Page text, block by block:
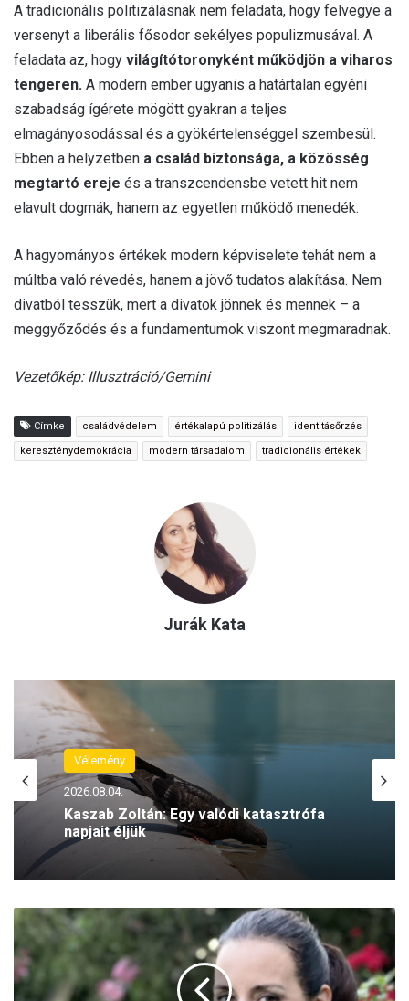
A tradicionális politizálásnak nem feladata, hogy felvegye a
versenyt a liberális fősodor sekélyes populizmusával. A
feladata az, hogy világítótoronyként működjön a viharos
tengeren. A modern ember ugyanis a határtalan egyéni
szabadság ígérete mögött gyakran a teljes
elmagányosodással és a gyökértelenséggel szembesül.
Ebben a helyzetben a család biztonsága, a közösség
megtartó ereje és a transzcendensbe vetett hit nem
elavult dogmák, hanem az egyetlen működő menedék.
A hagyományos értékek modern képviselete tehát nem a
múltba való révedés, hanem a jövő tudatos alakítása. Nem
divatból tesszük, mert a divatok jönnek és mennek – a
meggyőződés és a fundamentumok viszont megmaradnak.
Vezetőkép: Illusztráció/Gemini
Címke családvédelem értékalapú politizálás identitásőrzés
kereszténydemokrácia modern társadalom tradicionális értékek
Jurák Kata
Vélemény
2026.08.04.
Kaszab Zoltán: Egy valódi katasztrófa
napjait éljük
M
t
h
é